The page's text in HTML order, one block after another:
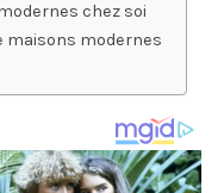
chez soi
maisons modernes